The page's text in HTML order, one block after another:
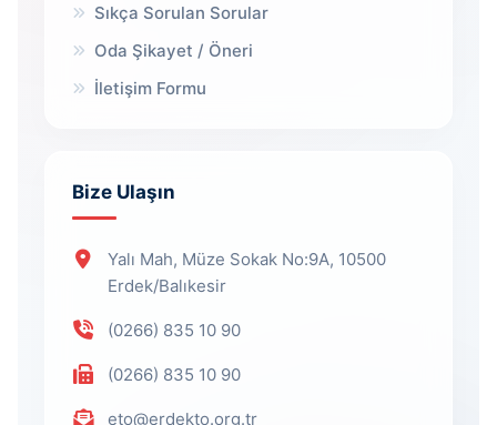
Sıkça Sorulan Sorular
Oda Şikayet / Öneri
İletişim Formu
Bize Ulaşın
Yalı Mah, Müze Sokak No:9A, 10500
Erdek/Balıkesir
(0266) 835 10 90
(0266) 835 10 90
eto@erdekto.org.tr